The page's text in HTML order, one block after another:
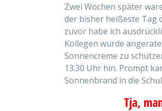
Zwei Wochen später
der bisher heißeste Tag
zuvor habe ich
Kollegen wurde
Sonnencreme zu
13.30 Uhr hin. Prompt
Sonnenbrand in die
Tja,